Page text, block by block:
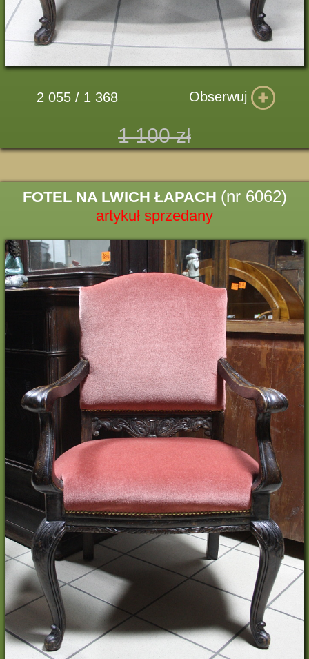
2 055 / 1 368 Obserwuj
1 100 zł
FOTEL NA LWICH ŁAPACH (nr 6062)
artykuł sprzedany